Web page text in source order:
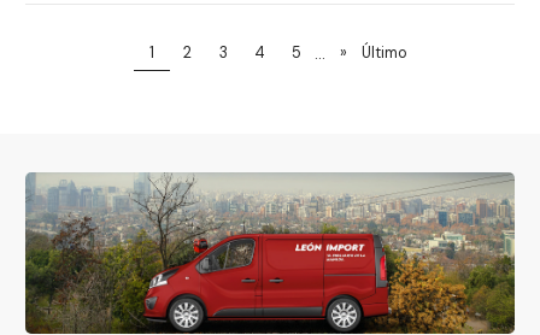
1 2 3 4 5 ... » Último